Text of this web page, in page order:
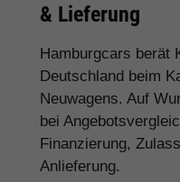
& Lieferung
Hamburgcars berät
Deutschland beim
Neuwagens. Auf
bei
Finanzierung,
Anlieferung.